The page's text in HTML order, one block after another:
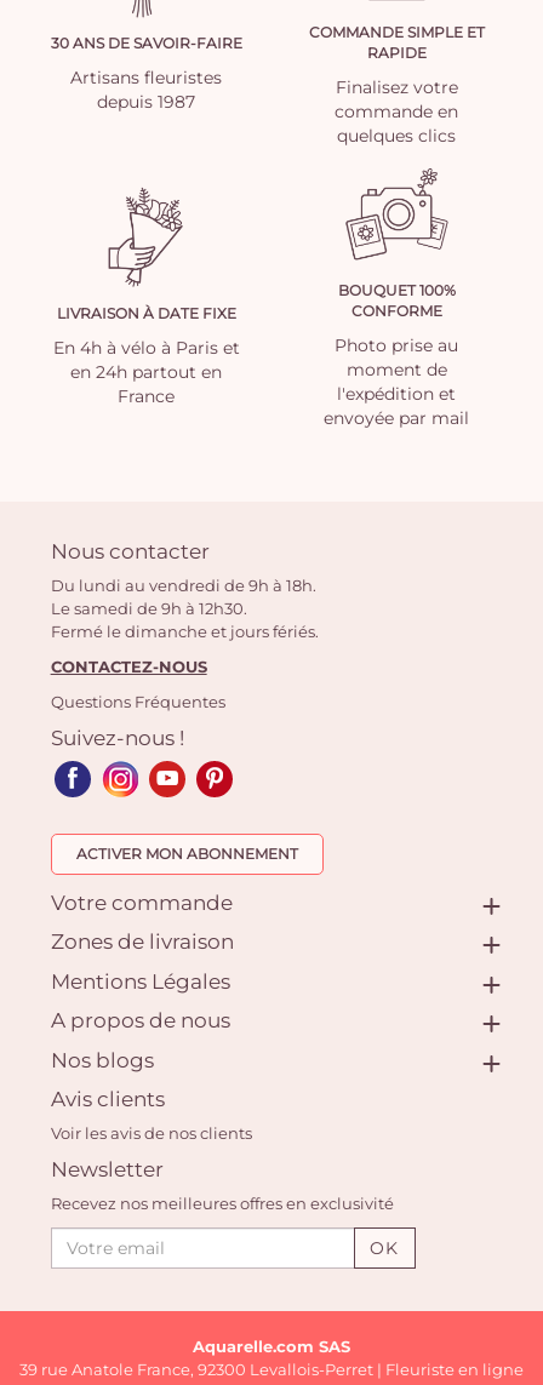
30 ANS DE SAVOIR-FAIRE
Artisans fleuristes
depuis 1987
COMMANDE SIMPLE ET
RAPIDE
Finalisez votre
commande en
quelques clics
LIVRAISON À DATE FIXE
En 4h à vélo à Paris et
en 24h partout en
France
BOUQUET 100%
CONFORME
Photo prise au
moment de
l'expédition et
envoyée par mail
Nous contacter
Du lundi au vendredi de 9h à 18h.
Le samedi de 9h à 12h30.
Fermé le dimanche et jours fériés.
CONTACTEZ-NOUS
Questions Fréquentes
Suivez-nous !
ACTIVER MON ABONNEMENT
Votre commande
Zones de livraison
Mentions Légales
A propos de nous
Nos blogs
Avis clients
Voir les avis de nos clients
Newsletter
Recevez nos meilleures offres en exclusivité
OK
Aquarelle.com SAS
39 rue Anatole France, 92300 Levallois-Perret | Fleuriste en ligne